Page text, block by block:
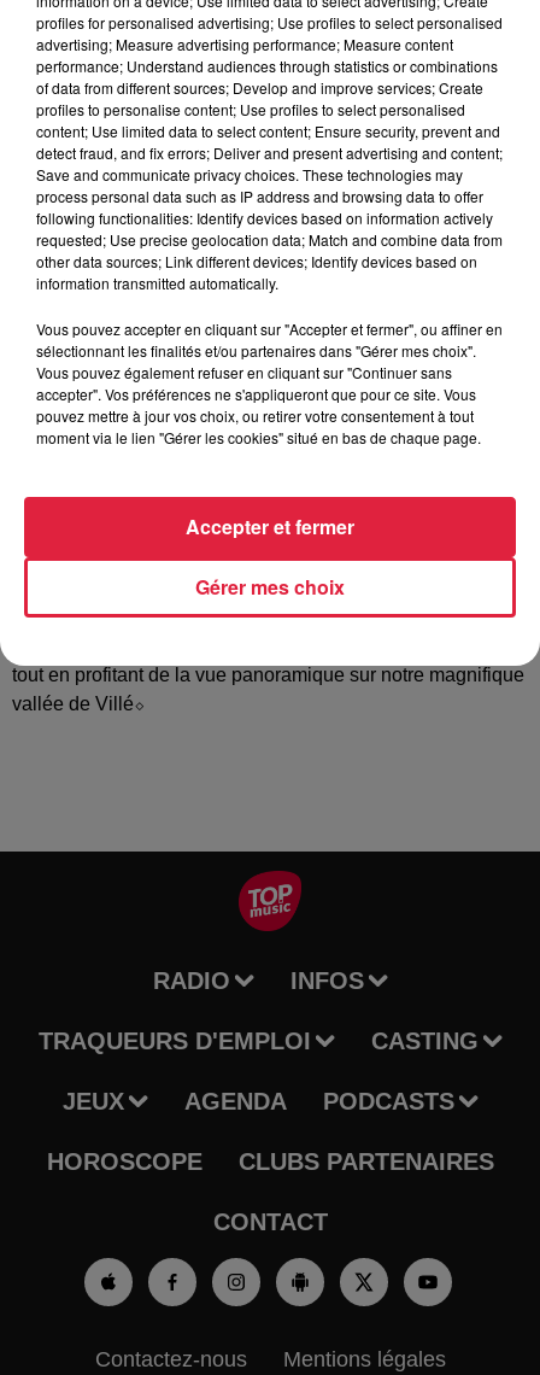
Organisateur
Koenig Bertrand
0688288001
koenig.bertrand@gmail.com
Tarif Gratuit
Un Concert de musique Gospel par la Chorale Gospel's
Rejoicing. Dirigé depuis 2009 par Sylvie HEINRICH et
accompagné au piano par Francis GEIGER, le ch-ur
interprète et chante, sans but lucratif, politique ou religieux,
moderne. Son répertoire compte donc des chants
traditionnels ou modernes, des rythmes très variés, qui
racontent l'histoire, les émotions les joies et les souffrances
du peuple noir américain. http://www.gospelsrejoicing.com
Entrée libre et plateau. Après le concert vous aurez encore
tout en profitant de la vue panoramique sur notre magnifique
vallée de Villé⬦
RADIO INFOS
TRAQUEURS D'EMPLOI CASTING
JEUX AGENDA PODCASTS
HOROSCOPE CLUBS PARTENAIRES
CONTACT
Contactez-nous Mentions légales
profiles for personalised advertising; Use profiles to select personalised
advertising; Measure advertising performance; Measure content
performance; Understand audiences through statistics or combinations
of data from different sources; Develop and improve services; Create
profiles to personalise content; Use profiles to select personalised
content; Use limited data to select content; Ensure security, prevent and
detect fraud, and fix errors; Deliver and present advertising and content;
Save and communicate privacy choices. These technologies may
process personal data such as IP address and browsing data to offer
following functionalities: Identify devices based on information actively
requested; Use precise geolocation data; Match and combine data from
other data sources; Link different devices; Identify devices based on
information transmitted automatically.
Vous pouvez accepter en cliquant sur "Accepter et fermer", ou affiner en
sélectionnant les finalités et/ou partenaires dans "Gérer mes choix".
Vous pouvez également refuser en cliquant sur "Continuer sans
accepter". Vos préférences ne s'appliqueront que pour ce site. Vous
pouvez mettre à jour vos choix, ou retirer votre consentement à tout
moment via le lien "Gérer les cookies" situé en bas de chaque page.
Gérer mes choix
Accepter et fermer